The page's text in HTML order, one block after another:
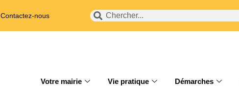
Contactez-nous
Votre mairie Vie pratique Démarches